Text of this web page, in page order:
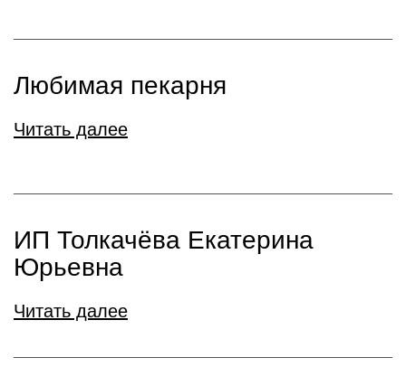
Любимая пекарня
Читать далее
ИП Толкачёва Екатерина
Юрьевна
Читать далее